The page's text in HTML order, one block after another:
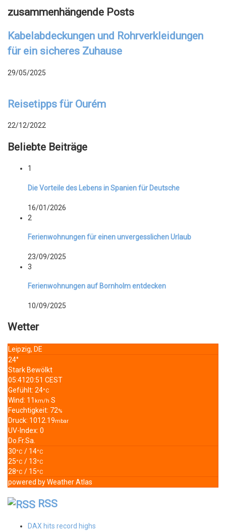
zusammenhängende Posts
Kabelabdeckungen und Rohrverkleidungen
für ein sicheres Zuhause
29/05/2025
Reisetipps für Ourém
22/12/2022
Beliebte Beiträge
1
Die Vorteile des Lebens in Spanien für Deutsche
16/01/2026
2
Ferienwohnungen für einen unvergesslichen Urlaub
23/09/2025
3
Ferienwohnungen auf Bornholm entdecken
10/09/2025
Wetter
Leipzig, DE
24°
Stark Bewölkt
05:4120:51 CEST
Gefühlt: 24°C
Wind: 11 km/h S
Feuchtigkeit: 72%
Druck: 1012.19mbar
UV-Index: 0
Do. Fr.Sa.
30°C / 14°C
25°C / 13°C
28°C / 15°C
powered byWeather Atlas
RSS
DAX hits record highs